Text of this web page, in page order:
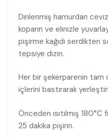
Dinlenmiş hamurdan
koparın ve elinizle
pişirme kağıdı serdikten
tepsiye dizin.
Her bir şekerparenin tam
içlerini bastırarak
Önceden ısıtılmış 180°C
25 dakika pişirin.